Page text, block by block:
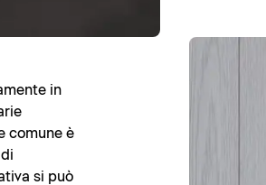
in
comune è
si può